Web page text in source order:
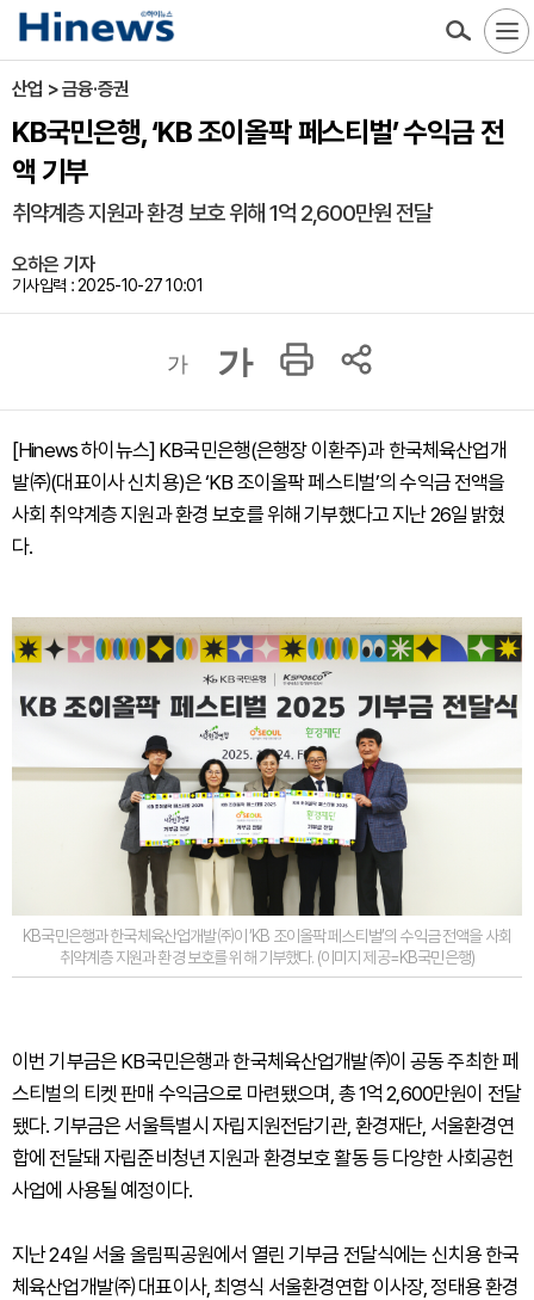
산업 > 금융·증권
KB국민은행, ‘KB 조이올팍 페스티벌’ 수익금 전
액 기부
취약계층 지원과 환경 보호 위해 1억 2,600만원 전달
오하은 기자
기사입력 : 2025-10-27 10:01
가 가
[Hinews 하이뉴스] KB국민은행(은행장 이환주)과 한국체육산업개
발㈜(대표이사 신치용)은 ‘KB 조이올팍 페스티벌’의 수익금 전액을
사회 취약계층 지원과 환경 보호를 위해 기부했다고 지난 26일 밝혔
다.
KB국민은행과 한국체육산업개발㈜이 ‘KB 조이올팍 페스티벌’의 수익금 전액을 사회
취약계층 지원과 환경 보호를 위해 기부했다. (이미지 제공=KB국민은행)
이번 기부금은 KB국민은행과 한국체육산업개발㈜이 공동 주최한 페
스티벌의 티켓 판매 수익금으로 마련됐으며, 총 1억 2,600만원이 전달
됐다. 기부금은 서울특별시 자립지원전담기관, 환경재단, 서울환경연
합에 전달돼 자립준비청년 지원과 환경보호 활동 등 다양한 사회공헌
사업에 사용될 예정이다.
지난 24일 서울 올림픽공원에서 열린 기부금 전달식에는 신치용 한국
체육산업개발㈜ 대표이사, 최영식 서울환경연합 이사장, 정태용 환경